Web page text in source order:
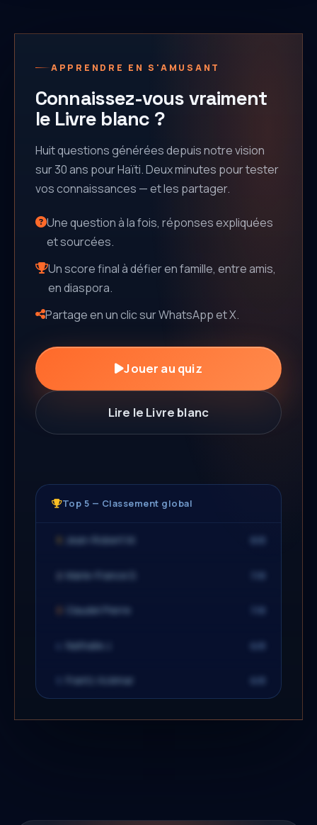
APPRENDRE EN S'AMUSANT
Connaissez-vous vraiment
le Livre blanc ?
Huit questions générées depuis notre vision
sur 30 ans pour Haïti. Deux minutes pour tester
vos connaissances — et les partager.
Une question à la fois, réponses expliquées
et sourcées.
Un score final à défier en famille, entre amis,
en diaspora.
Partage en un clic sur WhatsApp et X.
Jouer au quiz
Lire le Livre blanc
Top 5 — Classement global
Jean-Robert M.
Marie-France D.
Claudel Pierre
Nathalie J.
Frantz Azémar